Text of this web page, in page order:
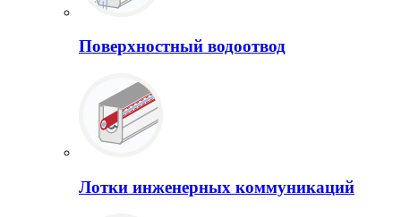
Поверхностный водоотвод
Лотки инженерных коммуникаций